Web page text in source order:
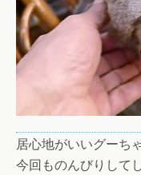
居心地がいいグーち
今回ものんびりして